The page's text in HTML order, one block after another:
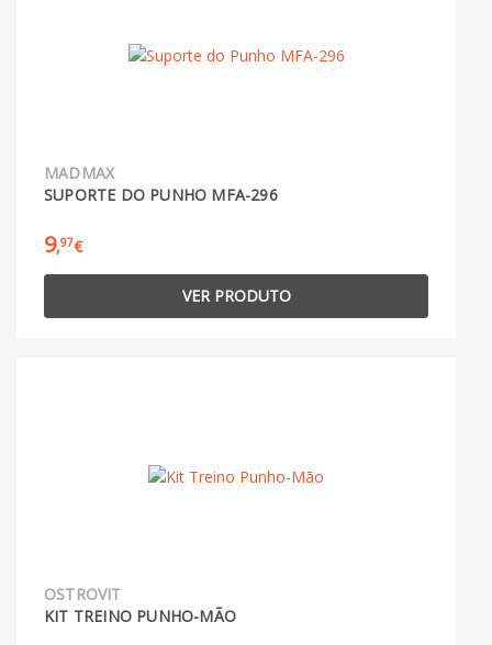
MADMAX
SUPORTE DO PUNHO MFA-296
9,97€
VER PRODUTO
OSTROVIT
KIT TREINO PUNHO-MÃO